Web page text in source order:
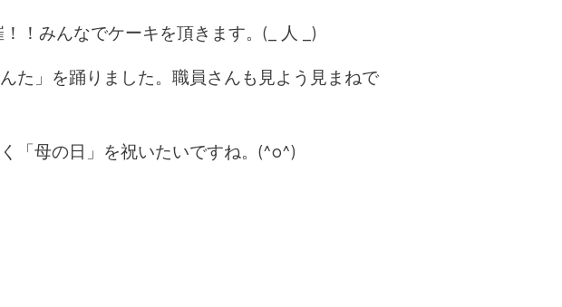
！みんなでケーキを頂きます。(_ 人 _)
た」を踊りました。職員さんも見よう見まねで
「母の日」を祝いたいですね。(^o^)